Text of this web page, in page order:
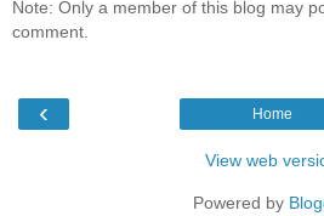
Note: Only a member of this blog may
comment.
‹ Home
View web
Powered by